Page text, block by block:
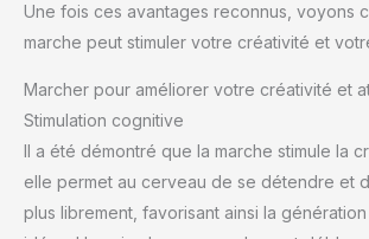
Une fois ces avantages reconnus, voyons
marche peut stimuler votre créativité et
Marcher pour améliorer votre créativité et
Stimulation cognitive
Il a été démontré que la marche stimule la
elle permet au cerveau de se détendre et
plus librement, favorisant ainsi la